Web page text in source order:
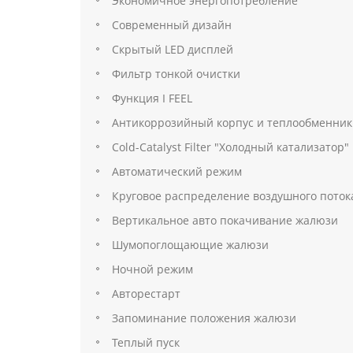
Современный дизайн
Скрытый LED дисплей
Фильтр тонкой очистки
Функция I FEEL
Антикоррозийный корпус и теплообменник
Cold-Catalyst Filter "Холодный катализатор"
Автоматический режим
Круговое распределение воздушного
Вертикальное авто покачивание жалюзи
Шумопоглощающие жалюзи
Ночной режим
Авторестарт
Запоминание положения жалюзи
Теплый пуск